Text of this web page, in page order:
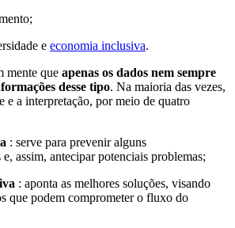
e economia inclusiva.
mente que apenas os dados nem sempre
desse tipo. Na maioria das vezes,
e a interpretação, por meio de quatro
: serve para prevenir alguns
assim, antecipar potenciais problemas;
: aponta as melhores soluções, visando
que podem comprometer o fluxo do